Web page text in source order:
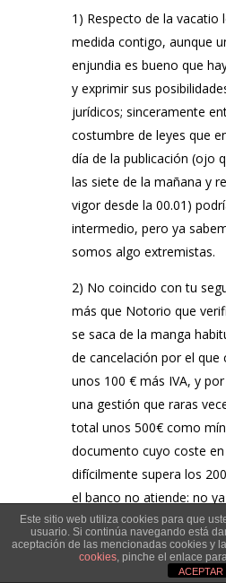
1) Respecto de la vacatio
medida contigo, aunque
enjundia es bueno que
y exprimir sus
jurídicos; sinceramente
costumbre de leyes que
día de la publicación (ojo
las siete de la mañana y
vigor desde la 00.01)
intermedio, pero ya
somos algo extremistas.
2) No coincido con tu
más que Notorio que
se saca de la manga
de cancelación por el que
unos 100 € más IVA, y
una gestión que raras
total unos 500€ como
documento cuyo coste
difícilmente supera los
el banco no atiende: no
pago, sino al
(ambas cosas entiendo
documento) la demanda
Este sitio web utiliza cookies para que
usuario. Si continúa navegando está
aceptación de las mencionadas cookies y
cookies, pinche el enlace
ACEPTAR